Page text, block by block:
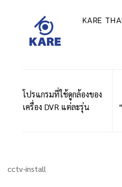
KARE
โปรแกรมที่ใช้ดูกล้องของ
เครื่อง DVR แต่ละรุ่น
cctv-install